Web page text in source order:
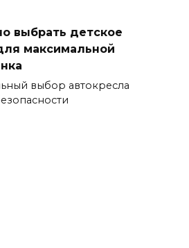
выбрать детское
максимальной
выбор автокресла